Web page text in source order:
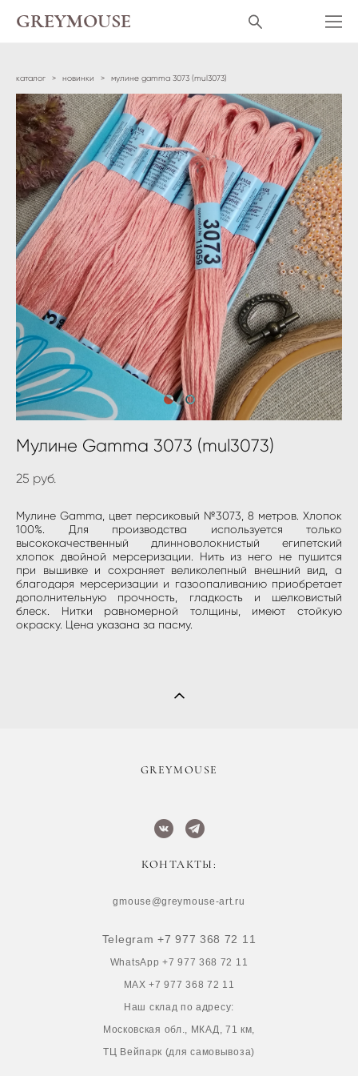
GREYMOUSE
каталог > новинки > мулине gamma 3073 (mul3073)
Мулине Gamma 3073 (mul3073)
25 pуб.
Мулине Gamma, цвет персиковый №3073, 8 метров. Хлопок
100%. Для производства используется только
высококачественный длинноволокнистый египетский
хлопок двойной мерсеризации. Нить из него не пушится
при вышивке и сохраняет великолепный внешний вид, а
благодаря мерсеризации и газоопаливанию приобретает
дополнительную прочность, гладкость и шелковистый
блеск. Нитки равномерной толщины, имеют стойкую
окраску. Цена указана за пасму.
​GREYMOUSE
КОНТАКТЫ:
gmouse@greymouse-art.ru
Telegram +7 977 368 72 11
WhatsApp +7 977 368 72 11
MAX +7 977 368 72 11
Наш склад по адресу:
Московская обл., МКАД, 71 км,
ТЦ Вейпарк (для самовывоза)